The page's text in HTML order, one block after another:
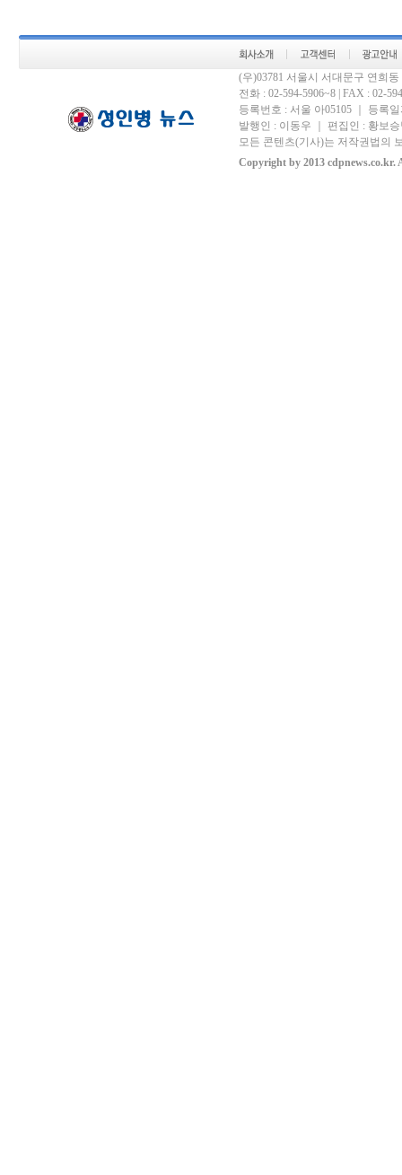
(우)03781 서울시 서대문구 연희
전화 : 02-594-5906~8 | FAX : 02-
등록번호 : 서울 아05105 ｜ 등록
발행인 : 이동우 ｜ 편집인 : 황보
모든 콘텐츠(기사)는 저작권법의
Copyright by 2013 cdpnews.co.kr.